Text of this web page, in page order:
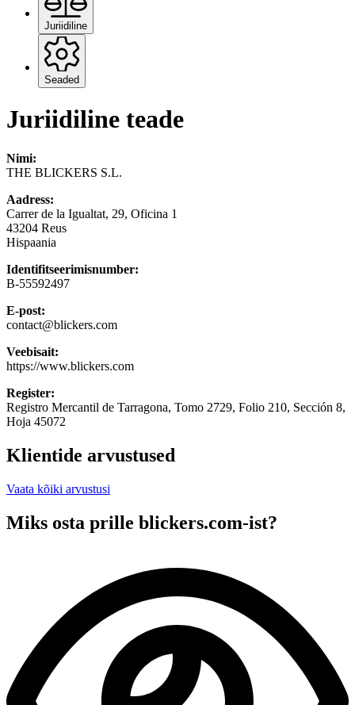
Juriidiline
Seaded
Juriidiline teade
Nimi:
THE BLICKERS S.L.
Aadress:
Carrer de la Igualtat, 29, Oficina 1
43204 Reus
Hispaania
Identifitseerimisnumber:
B-55592497
E-post:
contact@blickers.com
Veebisait:
https://www.blickers.com
Register:
Registro Mercantil de Tarragona, Tomo 2729, Folio 210, Sección 8,
Hoja 45072
Klientide arvustused
Vaata kõiki arvustusi
Miks osta prille blickers.com-ist?